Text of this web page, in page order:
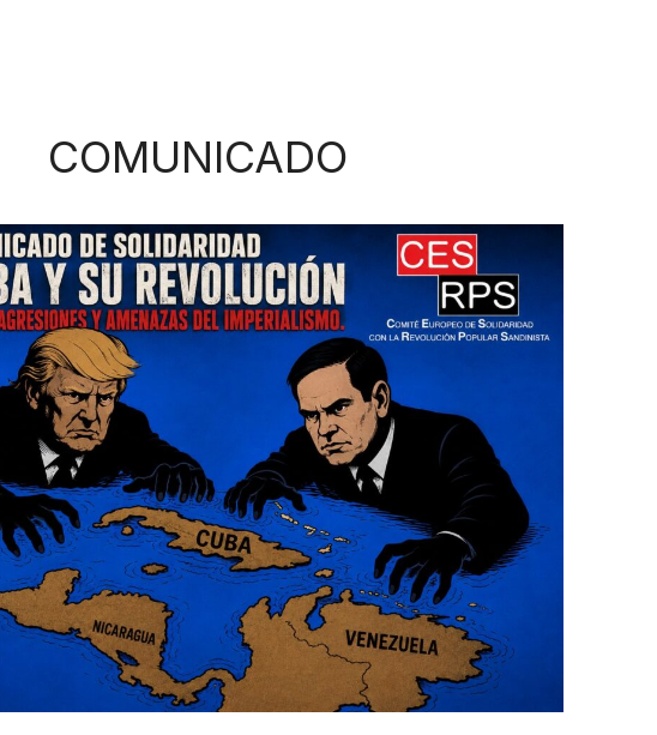
COMUNICADO